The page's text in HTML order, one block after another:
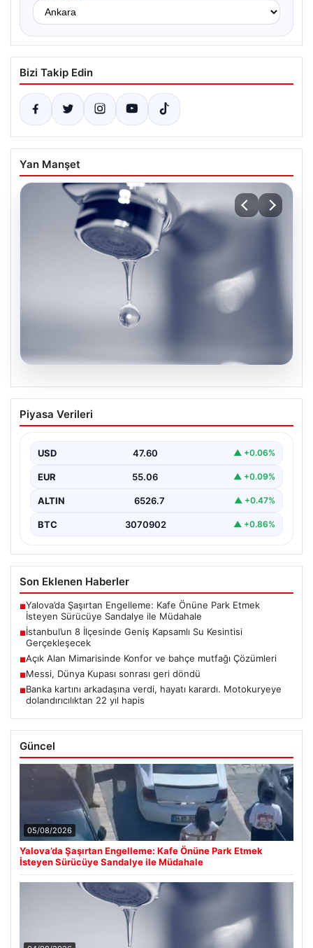
Bizi Takip Edin
Yan Manşet
İstanbul’un 8 İlçesinde Geniş Kapsamlı
Su Kesintisi Gerçekleşecek
önemli altyapı yenileme çalışmaları kapsamında şehrin…
Piyasa Verileri
USD 47.60 ▲ +0.06%
EUR 55.06 ▲ +0.09%
ALTIN 6526.7 ▲ +0.47%
BTC 3070902 ▲ +0.86%
Son Eklenen Haberler
■Yalova’da Şaşırtan Engelleme: Kafe Önüne Park Etmek
İsteyen Sürücüye Sandalye ile Müdahale
■İstanbul’un 8 İlçesinde Geniş Kapsamlı Su Kesintisi
Gerçekleşecek
■Açık Alan Mimarisinde Konfor ve bahçe mutfağı Çözümleri
■Messi, Dünya Kupası sonrası geri döndü
■Banka kartını arkadaşına verdi, hayatı karardı. Motokuryeye
dolandırıcılıktan 22 yıl hapis
Güncel
05/08/2026
Yalova’da Şaşırtan Engelleme: Kafe Önüne Park Etmek
İsteyen Sürücüye Sandalye ile Müdahale